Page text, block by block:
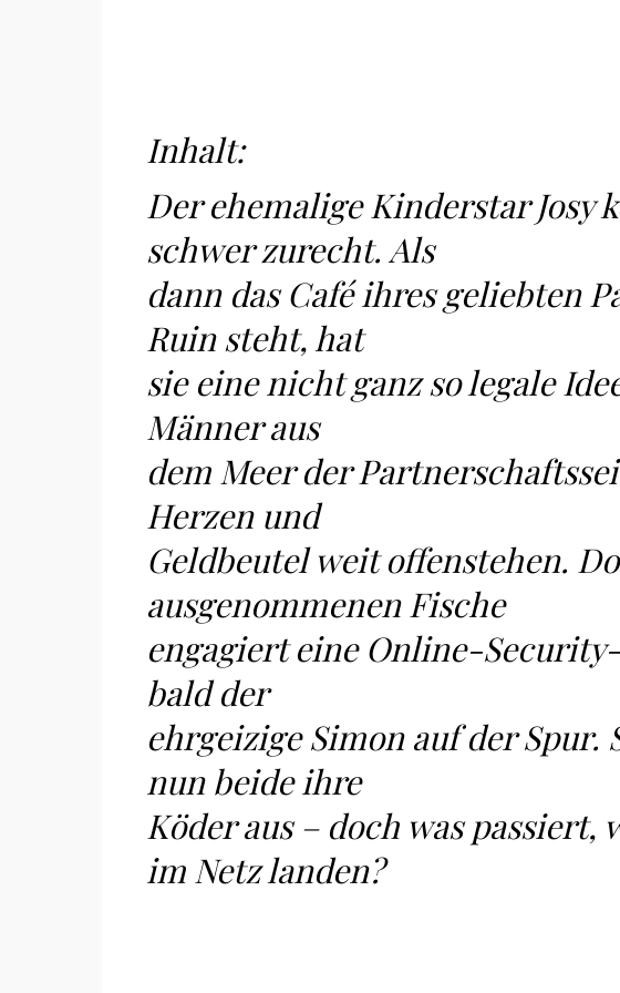
Inhalt:
Der ehemalige Kinderstar Josy
schwer zurecht. Als
dann das Café ihres geliebten
Ruin steht, hat
sie eine nicht ganz so legale
Männer aus
dem Meer der
Herzen und
Geldbeutel weit offenstehen.
ausgenommenen Fische
engagiert eine Online-
bald der
ehrgeizige Simon auf der Spur.
nun beide ihre
Köder aus – doch was
im Netz landen?